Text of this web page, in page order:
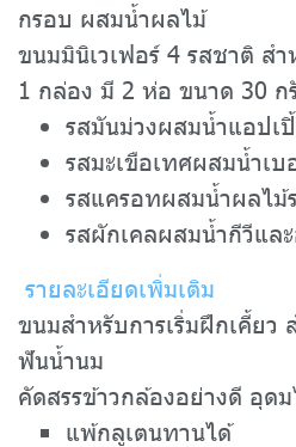
กรอบ ผสมน้ำผลไม้
ขนมมินิเวเฟอร์ 4 รสชาติ ส
1 กล่อง มี 2 ห่อ ขนาด 30 ก
รสมันม่วงผสมน้ำแอปเ
รสมะเขือเทศผสมน้ำเบ
รสแครอทผสมน้ำผลไม้
รสผักเคลผสมน้ำกีวีแล
รายละเอียดเพิ่มเติม
ขนมสำหรับการเริ่มฝึกเคี้ยว
ฟันน้ำนม
คัดสรรข้าวกล้องอย่างดี อุด
แพ้กลูเตนทานได้